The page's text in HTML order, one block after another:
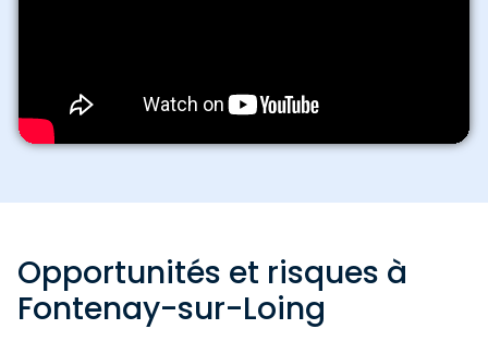
Opportunités et risques à
Fontenay-sur-Loing